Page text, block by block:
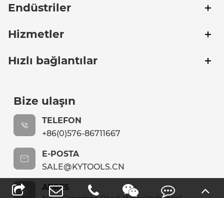
Endüstriler
Hizmetler
Hızlı bağlantılar
Bize ulaşın
TELEFON
+86(0)576-86711667
E-POSTA
SALE@KYTOOLS.CN
ADRES